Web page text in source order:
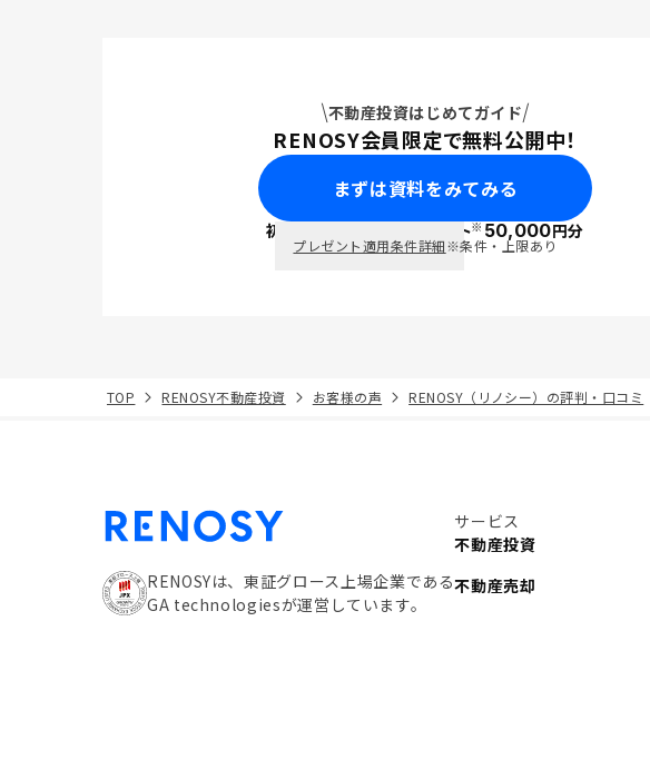
不動産投資はじめてガイド
RENOSY会員限定で無料公開中！
まずは資料をみてみる
初回面談で ポイント※50,000円分
プレゼント適用条件詳細※条件・上限あり
TOP RENOSY不動産投資 お客様の声 RENOSY（リノシー）の評判・口コミ
RENOSYは、東証グロース上場企業である
GA technologiesが運営しています。
サービス
不動産投資
不動産売却